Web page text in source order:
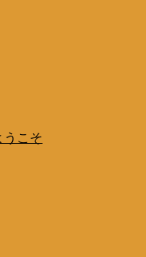
うこそ